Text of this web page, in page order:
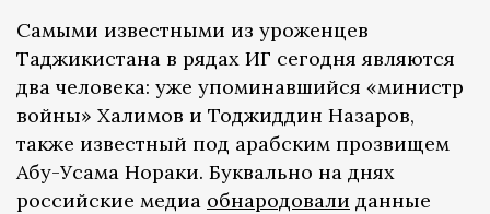
Самыми известными из уроженцев
Таджикистана в рядах ИГ сегодня являются
два человека: уже упоминавшийся «министр
войны» Халимов и Тоджиддин Назаров,
также известный под арабским прозвищем
Абу-Усама Нораки. Буквально на днях
российские медиа обнародовали данные